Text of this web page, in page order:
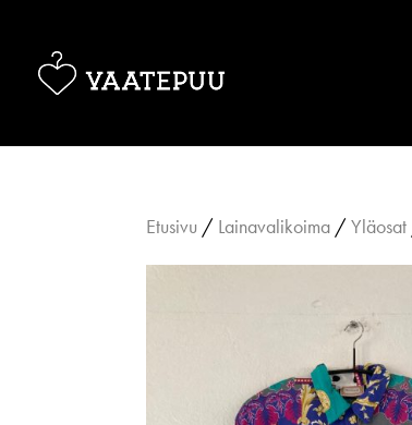
Etusivu / Lainavalikoima /Yläosat